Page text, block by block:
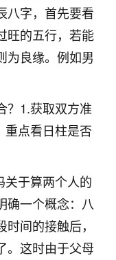
八字，首先要看
旺的五行，若能
为良缘。例如男
？1.获取双方准
点看日柱是否
关于算两个人的
确一个概念：八
间的接触后，
。这时由于父母
16
理，没想到老师看
老师建议，做了化
人事调整，拖到年
上班，开会提拔升
主要是底薪加了
恩感谢！🙏🏻
客吗？�
32